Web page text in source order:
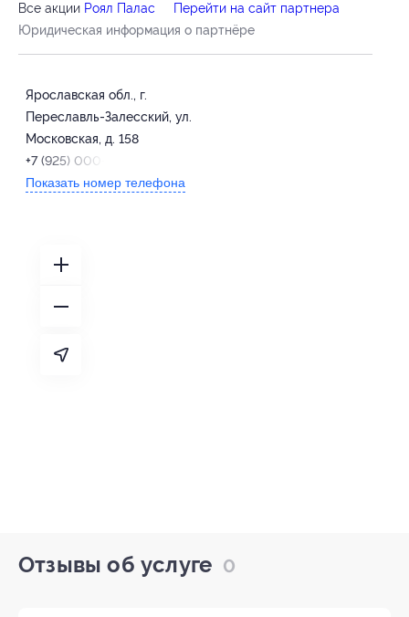
Все акции Роял Палас
Перейти на сайт партнера
Юридическая информация о партнёре
Ярославская обл., г.
Переславль-Залесский, ул.
Московская, д. 158
+7 (925) 000-04-00
Показать номер телефона
Отзывы об услуге 0